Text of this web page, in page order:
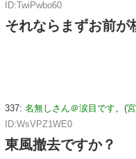
ID:TwiPwbo60
それならまずお前が
337: 名無しさん＠涙目です。(
ID:WsVPZ1WE0
東風撤去ですか？